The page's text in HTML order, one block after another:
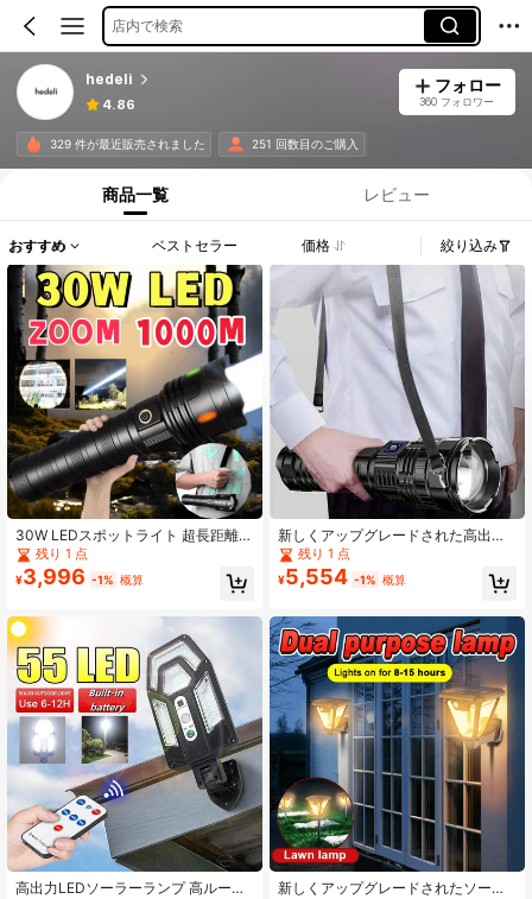
店内で検索
hedeli
4.86
フォロー
360 フォロワー
329 件が最近販売されました 251 回数目のご購入
商品一覧 レビュー
おすすめ ベストセラー 価格 絞り込み
30W LEDスポットライト 超長距離
蛍光カラー 戦術的フラッシュライト
USB充電式 高出力 伸縮ズーム超大型
懐中電灯 アルミニウム合金 超大容量
キング 作業用
残り 1 点
¥3,996 -1% 概算
高出力LEDソーラーランプ 高ルーメ
新しくアップグレードされた高出力
強力LEDフラッシュライト、大容量
内蔵バッテリー、非常用スポットラ
イト、高出力USBチャージング、超
モード、多用途シーン照明、アウト
ドア、農作業、キャンプ、ポータブ
ル戦術ライト
残り 1 点
¥5,554 -1% 概算
新しくアップグレードされたソーラ